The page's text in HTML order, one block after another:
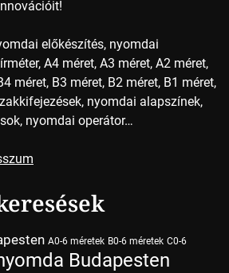
előkészítés, nyomdai
A4 méret, A3 méret, A2 méret,
méret, B3 méret, B2 méret, B1 méret,
nyomdai alapszínek,
nyomdai operátor…
A0-6 méretek B0-6 méretek C0-6
Budapesten